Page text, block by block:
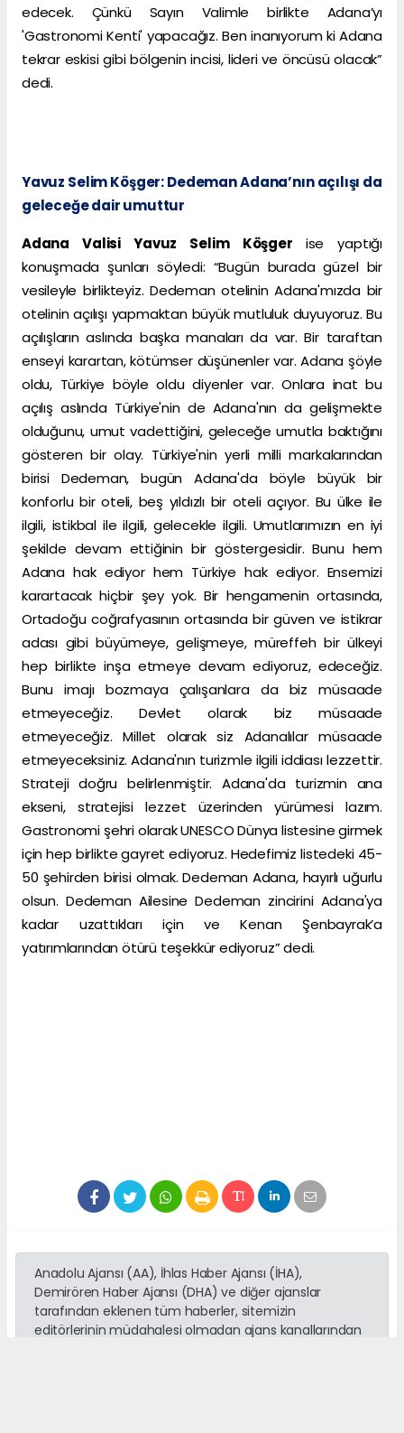
edecek. Çünkü Sayın Valimle birlikte Adana’yı
'Gastronomi Kenti' yapacağız. Ben inanıyorum ki Adana
tekrar eskisi gibi bölgenin incisi, lideri ve öncüsü olacak”
dedi.
Yavuz Selim Köşger: Dedeman Adana’nın açılışı da
geleceğe dair umuttur
Adana Valisi Yavuz Selim Köşger ise yaptığı
konuşmada şunları söyledi: “Bugün burada güzel bir
vesileyle birlikteyiz. Dedeman otelinin Adana'mızda bir
otelinin açılışı yapmaktan büyük mutluluk duyuyoruz. Bu
açılışların aslında başka manaları da var. Bir taraftan
enseyi karartan, kötümser düşünenler var. Adana şöyle
oldu, Türkiye böyle oldu diyenler var. Onlara inat bu
açılış aslında Türkiye'nin de Adana'nın da gelişmekte
olduğunu, umut vadettiğini, geleceğe umutla baktığını
gösteren bir olay. Türkiye'nin yerli milli markalarından
birisi Dedeman, bugün Adana'da böyle büyük bir
konforlu bir oteli, beş yıldızlı bir oteli açıyor. Bu ülke ile
ilgili, istikbal ile ilgili, gelecekle ilgili. Umutlarımızın en iyi
şekilde devam ettiğinin bir göstergesidir. Bunu hem
Adana hak ediyor hem Türkiye hak ediyor. Ensemizi
karartacak hiçbir şey yok. Bir hengamenin ortasında,
Ortadoğu coğrafyasının ortasında bir güven ve istikrar
adası gibi büyümeye, gelişmeye, müreffeh bir ülkeyi
hep birlikte inşa etmeye devam ediyoruz, edeceğiz.
Bunu imajı bozmaya çalışanlara da biz müsaade
etmeyeceğiz. Devlet olarak biz müsaade
etmeyeceğiz. Millet olarak siz Adanalılar müsaade
etmeyeceksiniz. Adana'nın turizmle ilgili iddiası lezzettir.
Strateji doğru belirlenmiştir. Adana'da turizmin ana
ekseni, stratejisi lezzet üzerinden yürümesi lazım.
Gastronomi şehri olarak UNESCO Dünya listesine girmek
için hep birlikte gayret ediyoruz. Hedefimiz listedeki 45-
50 şehirden birisi olmak. Dedeman Adana, hayırlı uğurlu
olsun. Dedeman Ailesine Dedeman zincirini Adana'ya
kadar uzattıkları için ve Kenan Şenbayrak’a
yatırımlarından ötürü teşekkür ediyoruz” dedi.
Anadolu Ajansı (AA), İhlas Haber Ajansı (İHA),
Demirören Haber Ajansı (DHA) ve diğer ajanslar
tarafından eklenen tüm haberler, sitemizin
editörlerinin müdahalesi olmadan ajans kanallarından